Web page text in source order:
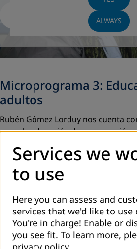
ALWAYS
Microprograma 3:
adultos
Rubén Gómez Lorduy nos cuenta
cerca la educación de personas
experiencia para formarse como
hace más 20 años es catedrático y
Universidad de Antioquia.
Services we
to use
Here you can assess and
services that we'd like to use
You're in charge! Enable or
you see fit. To learn more,